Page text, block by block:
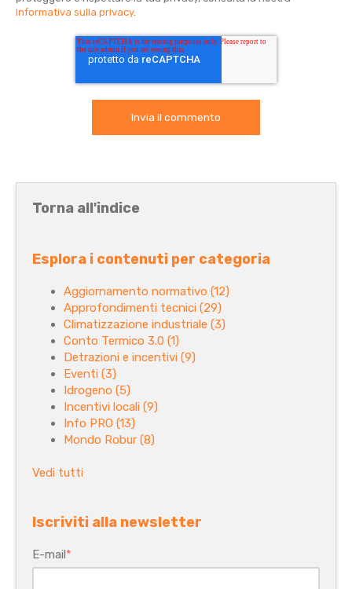
Informativa sulla privacy.
Torna all'indice
Esplora i contenuti per categoria
Aggiornamento normativo (12)
Approfondimenti tecnici (29)
Climatizzazione industriale (3)
Conto Termico 3.0 (1)
Detrazioni e incentivi (9)
Eventi (3)
Idrogeno (5)
Incentivi locali (9)
Info PRO (13)
Mondo Robur (8)
Vedi tutti
Iscriviti alla newsletter
E-mail*